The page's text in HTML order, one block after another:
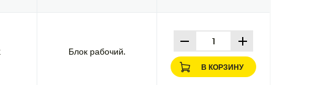
Блок рабочий.
В КОРЗИНУ